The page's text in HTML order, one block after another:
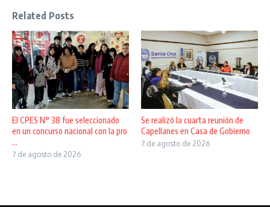
Related Posts
El CPES N° 38 fue seleccionado
en un concurso nacional con la pro
...
7 de agosto de 2026
Se realizó la cuarta reunión de
Capellanes en Casa de Gobierno
7 de agosto de 2026